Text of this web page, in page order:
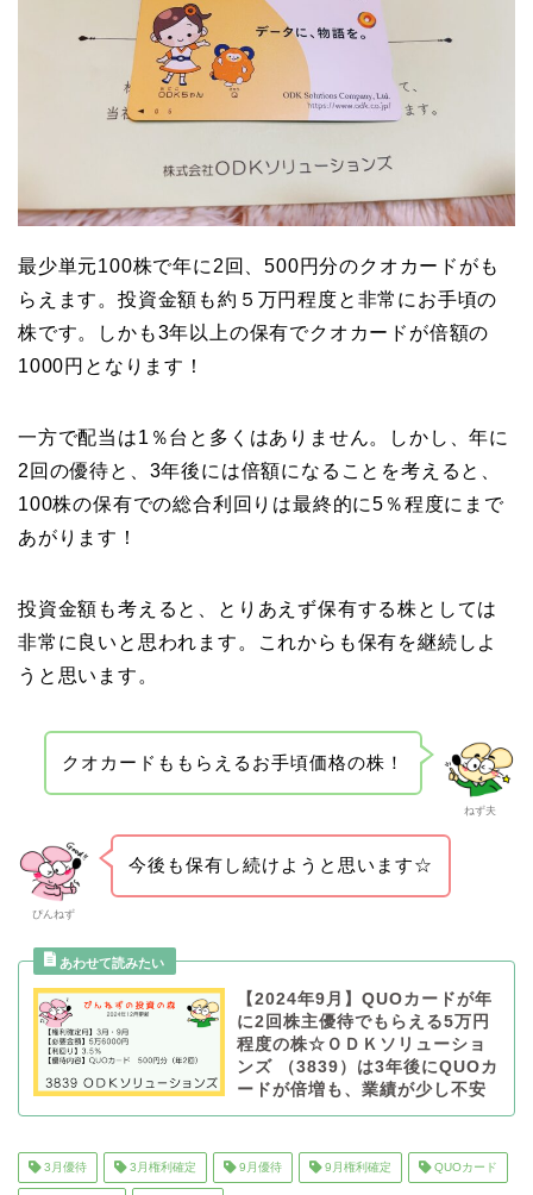
最少単元100株で年に2回、500円分のクオカードがも
らえます。投資金額も約５万円程度と非常にお手頃の
株です。しかも3年以上の保有でクオカードが倍額の
1000円となります！
一方で配当は1％台と多くはありません。しかし、年に
2回の優待と、3年後には倍額になることを考えると、
100株の保有での総合利回りは最終的に5％程度にまで
あがります！
投資金額も考えると、とりあえず保有する株としては
非常に良いと思われます。これからも保有を継続しよ
うと思います。
ねず夫
クオカードももらえるお手頃価格の株！
ぴんねず
今後も保有し続けようと思います☆
【2024年9月】QUOカードが年
に2回株主優待でもらえる5万円
程度の株☆ＯＤＫソリューショ
ンズ （3839）は3年後にQUOカ
ードが倍増も、業績が少し不安
3月優待 3月権利確定 9月優待 9月権利確定 QUOカード